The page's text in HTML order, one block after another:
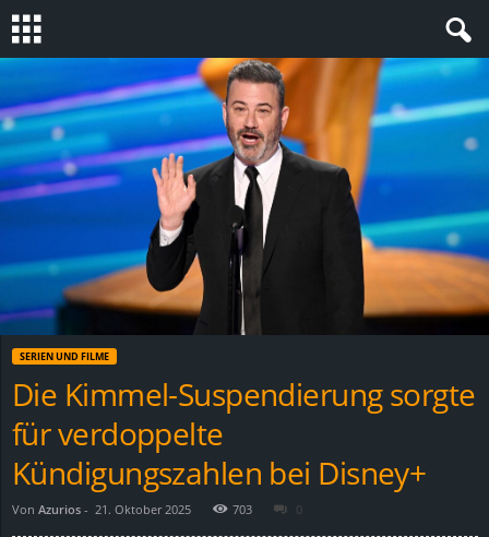
t
e
i
n
SERIEN UND FILME
Die Kimmel-Suspendierung sorgte
für verdoppelte
Kündigungszahlen bei Disney+
Von Azurios - 21. Oktober 2025 703 0